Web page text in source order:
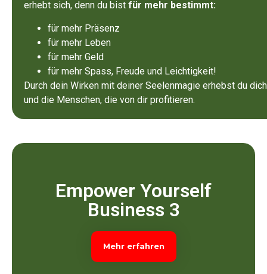
erhebt sich, denn du bist für mehr bestimmt:
für mehr Präsenz
für mehr Leben
für mehr Geld
für mehr Spass, Freude und Leichtigkeit!
Durch dein Wirken mit deiner Seelenmagie erhebst du dich
und die Menschen, die von dir profitieren.
Empower Yourself
Business 3
Mehr erfahren